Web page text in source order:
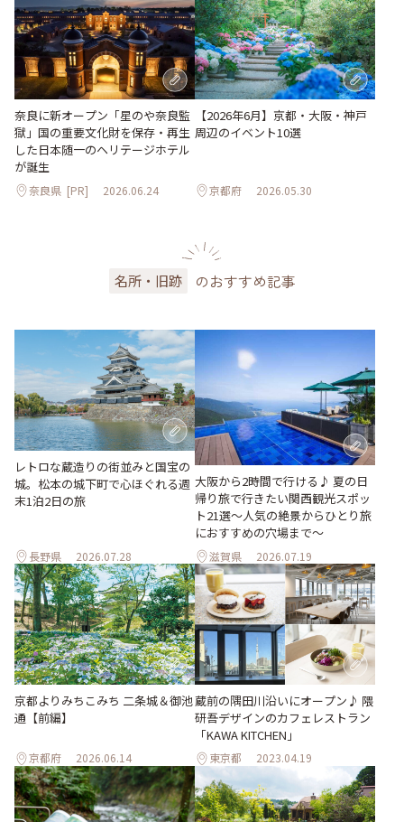
奈良に新オープン「星のや奈良監
獄」国の重要文化財を保存・再生
した日本随一のヘリテージホテル
が誕生
奈良県 [PR] 2026.06.24
【2026年6月】京都・大阪・神戸
周辺のイベント10選
京都府 2026.05.30
名所・旧跡 のおすすめ記事
レトロな蔵造りの街並みと国宝の
城。松本の城下町で心ほぐれる週
末1泊2日の旅
長野県 2026.07.28
大阪から2時間で行ける♪ 夏の日
帰り旅で行きたい関西観光スポッ
ト21選～人気の絶景からひとり旅
におすすめの穴場まで～
滋賀県 2026.07.19
京都よりみちこみち 二条城＆御池
通【前編】
京都府 2026.06.14
蔵前の隅田川沿いにオープン♪ 隈
研吾デザインのカフェレストラン
「KAWA KITCHEN」
東京都 2023.04.19